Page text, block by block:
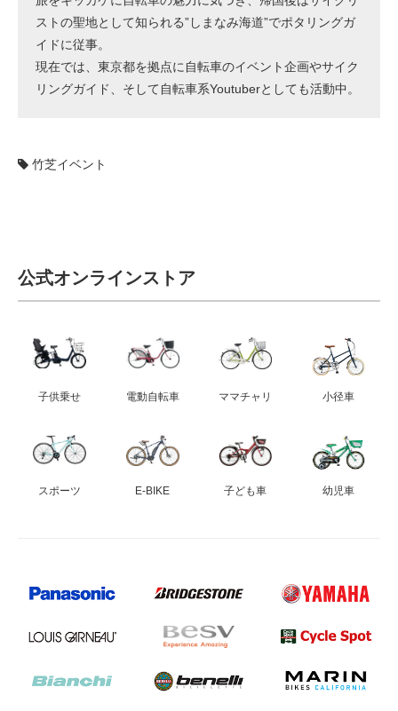
ストの聖地として知られる”しまなみ海道”でポタリングガ
イドに従事。
現在では、東京都を拠点に自転車のイベント企画やサイク
リングガイド、そして自転車系Youtuberとしても活動中。
竹芝イベント
公式オンラインストア
子供乗せ 電動自転車 ママチャリ 小径車
スポーツ E-BIKE 子ども車 幼児車